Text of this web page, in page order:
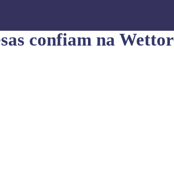
confiam na Wettor